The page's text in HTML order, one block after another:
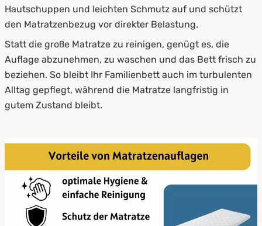
Hautschuppen und leichten Schmutz auf und schützt
den Matratzenbezug vor direkter Belastung.
Statt die große Matratze zu reinigen, genügt es, die
Auflage abzunehmen, zu waschen und das Bett frisch zu
beziehen. So bleibt Ihr Familienbett auch im turbulenten
Alltag gepflegt, während die Matratze langfristig in
gutem Zustand bleibt.